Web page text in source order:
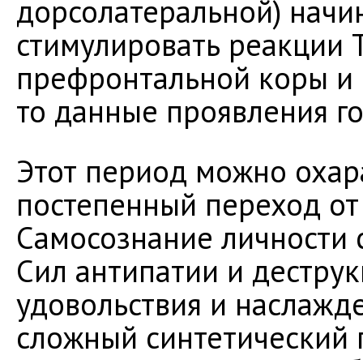
дорсолатеральной)
стимулировать
префронтальной коры
то данные проявления
Этот период можно
постепенный переход
Самосознание
Сил антипатии и
удовольствия и
сложный синтетический